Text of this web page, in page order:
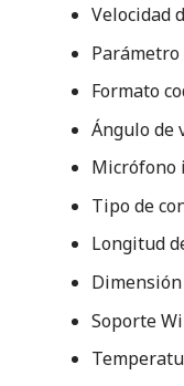
Velocidad
Parámetro
Formato
Ángulo de
Micrófono
Tipo de
Longitud
Soporte